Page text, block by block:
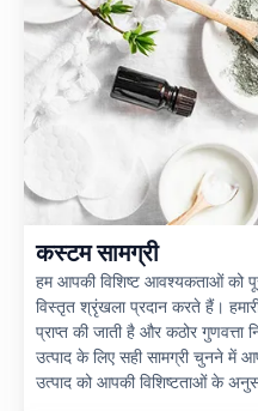
कस्टम सामग्री
हम आपकी विशिष्ट आवश्यकताओं को
विस्तृत श्रृंखला प्रदान करते हैं।
प्राप्त की जाती है और कठोर
उत्पाद के लिए सही सामग्री चुनने
उत्पाद को आपकी विशिष्टताओं के